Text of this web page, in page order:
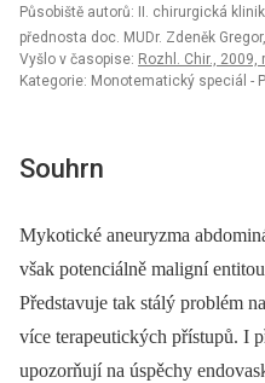
Působiště autorů: II. chirurgická
přednosta doc. MUDr. Zdeněk
Vyšlo v časopise: Rozhl. Chir., 2009,
Kategorie: Monotematický speciál -
Souhrn
Mykotické aneuryzma
však potenciálně maligní
Představuje tak stálý problém
více terapeutických přístupů. I
upozorňují na úspěchy